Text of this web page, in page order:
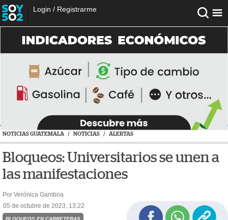
Login / Registrarme
NOTICIAS GUATEMALA / NOTICIAS / ALERTAS
Bloqueos: Universitarios se unen a
las manifestaciones
Por Verónica Gamboa
05 de octubre de 2023, 13:22
BLOQUEOS EN CARRETERAS